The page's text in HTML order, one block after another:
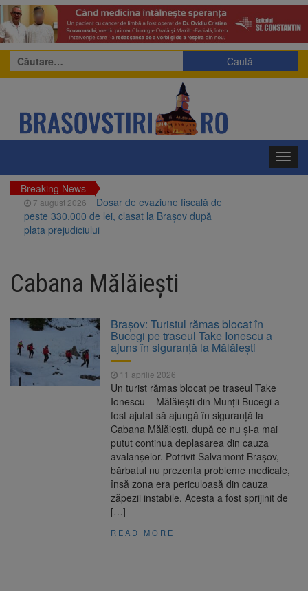
Caută
după:
Breaking News
7 august 2026
Dosar de evaziune fiscală de
peste 330.000 de lei, clasat la Brașov după
plata prejudiciului
sistarea plăților către Brai-Cata și Comprest.
Motivul: platforme de gunoi neigienizate
Piața Star din Brașov au fost demolate
7 august 2026
Tâmpa intră în renovare. Contract de peste 1
milion de lei și termen de trei luni
Unul dintre cele mai mari
parcuri ale Brașovului va fi amenajat în
Bartolomeu-Avantgarden. Contractul a fost
Trafic blocat pe DN1E Brașov
– Poiana Brașov după un accident. Două
persoane primesc îngrijiri medicale
Cabana Mălăiești
Brașov: Turistul rămas blocat în
Bucegi pe traseul Take Ionescu a
ajuns în siguranță la Mălăiești
11 aprilie 2026
Un turist rămas blocat pe traseul Take
Ionescu – Mălăiești din Munții Bucegi a
fost ajutat să ajungă în siguranță la
Cabana Mălăiești, după ce nu și-a mai
putut continua deplasarea din cauza
avalanșelor. Potrivit Salvamont Brașov,
bărbatul nu prezenta probleme medicale,
însă zona era periculoasă din cauza
zăpezii instabile. Acesta a fost sprijinit de
[…]
READ MORE